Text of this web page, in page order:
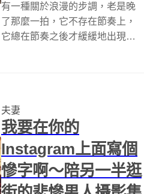
有一種關於浪漫的步調，老是晚
了那麼一拍，它不存在節奏上，
它總在節奏之後才緩緩地出現，
遠方送來的隔日玫瑰，還是其實
是那人就在燈火闌...
夫妻
我要在你的
Instagram上面寫個
慘字啊～陪另一半逛